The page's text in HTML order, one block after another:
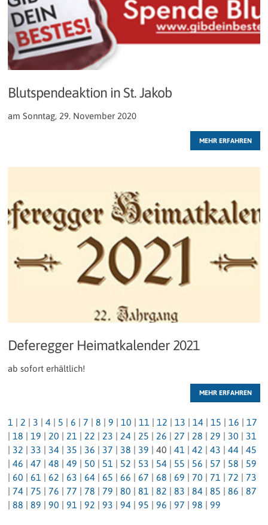
Blutspendeaktion in St. Jakob
am Sonntag, 29. November 2020
MEHR ERFAHREN
Deferegger Heimatkalender 2021
ab sofort erhältlich!
MEHR ERFAHREN
1 | 2 | 3 | 4 | 5 | 6 | 7 | 8 | 9 | 10 | 11 | 12 | 13 | 14 | 15 | 16 | 17
| 18 | 19 | 20 | 21 | 22 | 23 | 24 | 25 | 26 | 27 | 28 | 29 | 30 | 31
| 32 | 33 | 34 | 35 | 36 | 37 | 38 | 39 | 40 | 41 | 42 | 43 | 44 | 45
| 46 | 47 | 48 | 49 | 50 | 51 | 52 | 53 | 54 | 55 | 56 | 57 | 58 | 59
| 60 | 61 | 62 | 63 | 64 | 65 | 66 | 67 | 68 | 69 | 70 | 71 | 72 | 73
| 74 | 75 | 76 | 77 | 78 | 79 | 80 | 81 | 82 | 83 | 84 | 85 | 86 | 87
| 88 | 89 | 90 | 91 | 92 | 93 | 94 | 95 | 96 | 97 | 98 | 99